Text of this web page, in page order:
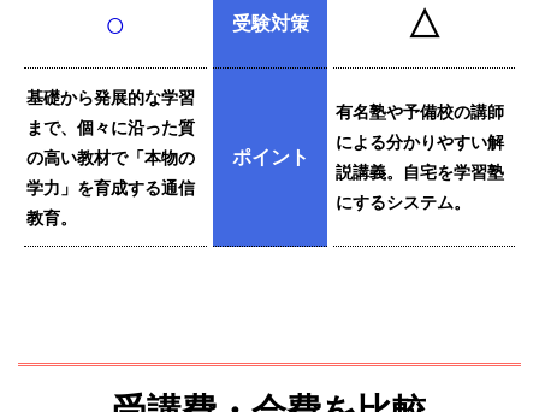
○ 受験対策 △
基礎から発展的な学習
まで、個々に沿った質
の高い教材で「本物の
学力」を育成する通信
教育。
ポイント
有名塾や予備校の講師
による分かりやすい解
説講義。自宅を学習塾
にするシステム。